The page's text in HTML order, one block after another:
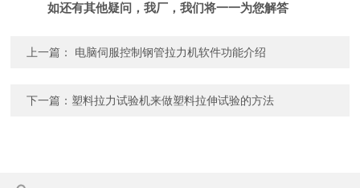
如还有其他疑问，我厂，我们将一一为您解答
上一篇： 电脑伺服控制钢管拉力机软件功能介绍
下一篇： 塑料拉力试验机来做塑料拉伸试验的方法